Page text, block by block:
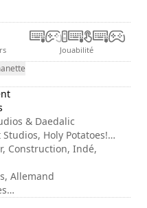
Jouabilité
& Daedalic
Holy Potatoes!
logos are trademarks
and the Daedalic
Entertainment GmbH.
Construction, Indé,
Allemand